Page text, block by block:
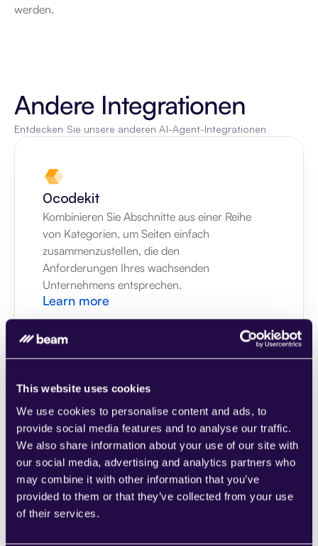
This website uses cookies
We use cookies to personalise content and ads, to
provide social media features and to analyse our traffic.
We also share information about your use of our site with
our social media, advertising and analytics partners who
may combine it with other information that you’ve
provided to them or that they’ve collected from your use
of their services.
werden.
Andere Integrationen
Entdecken Sie unsere anderen AI-Agent-Integrationen
0codekit
Kombinieren Sie Abschnitte aus einer Reihe
von Kategorien, um Seiten einfach
zusammenzustellen, die den
Anforderungen Ihres wachsenden
Unternehmens entsprechen.
Learn more
1CRM
Kombinieren Sie Abschnitte aus einer Reihe
von Kategorien, um Seiten einfach
zusammenzustellen, die den
Anforderungen Ihres wachsenden
Unternehmens entsprechen.
Learn more